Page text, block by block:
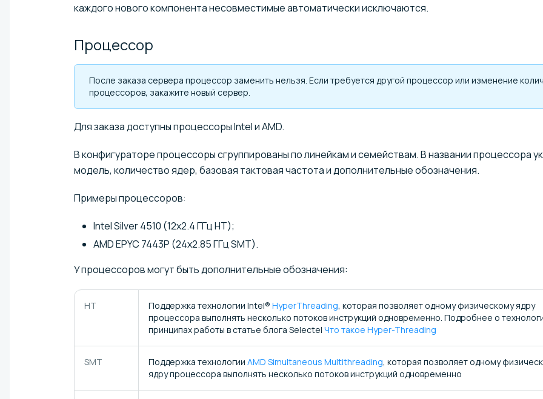
каждого нового компонента несовместимые автоматически исключаются.
Процессор
После заказа сервера процессор заменить нельзя. Если требуется другой процессор или изменение
процессоров, закажите новый сервер.
Для заказа доступны процессоры Intel и AMD.
В конфигураторе процессоры сгруппированы по линейкам и семействам. В названии процессора
модель, количество ядер, базовая тактовая частота и дополнительные обозначения.
Примеры процессоров:
Intel Silver 4510 (12x2.4 ГГц HT);
AMD EPYC 7443P (24x2.85 ГГц SMT).
У процессоров могут быть дополнительные обозначения:
HT Поддержка технологии Intel® HyperThreading, которая позволяет одному физическому ядру
процессора выполнять несколько потоков инструкций одновременно. Подробнее о
принципах работы в статье блога Selectel Что такое Hyper-Threading
SMT Поддержка технологии AMD Simultaneous Multithreading, которая позволяет одному
ядру процессора выполнять несколько потоков инструкций одновременно